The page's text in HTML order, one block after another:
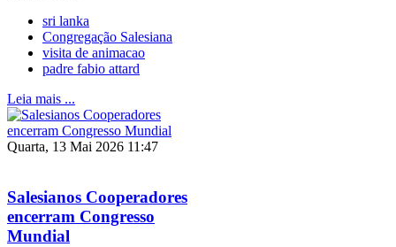
sri lanka
Congregação Salesiana
visita de animacao
padre fabio attard
Leia mais ...
Quarta, 13 Mai 2026 11:47
Salesianos Cooperadores
encerram Congresso
Mundial